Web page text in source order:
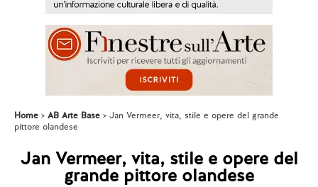
Home AB Arte Base
Jan Vermeer, vita, stile e opere del grande
pittore olandese
Jan Vermeer, vita, stile e opere del
grande pittore olandese